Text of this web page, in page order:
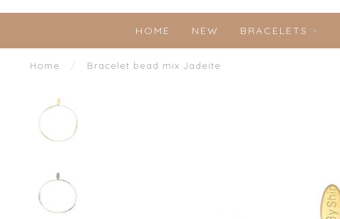
HOME NEW BRACELETS
Home / Bracelet bead mix Jadeite